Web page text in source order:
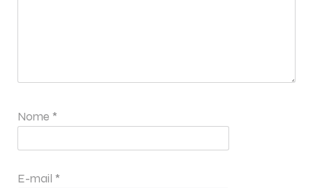
Nome *
E-mail *